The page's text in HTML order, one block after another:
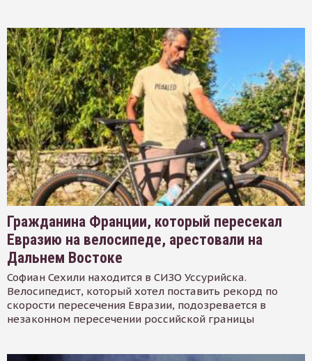
Гражданина Франции, который пересекал
Евразию на велосипеде, арестовали на
Дальнем Востоке
Софиан Сехили находится в СИЗО Уссурийска.
Велосипедист, который хотел поставить рекорд по
скорости пересечения Евразии, подозревается в
незаконном пересечении российской границы